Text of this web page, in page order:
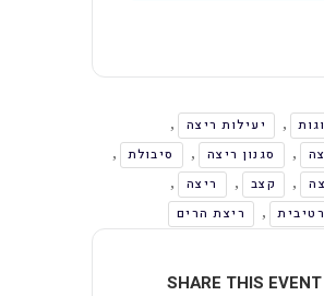
, יעילות ריצה
,
, סגנון ריצה , סיבולת
,
, קצב , ריצה
,
, ריצת הרים
SHARE THIS EVENT